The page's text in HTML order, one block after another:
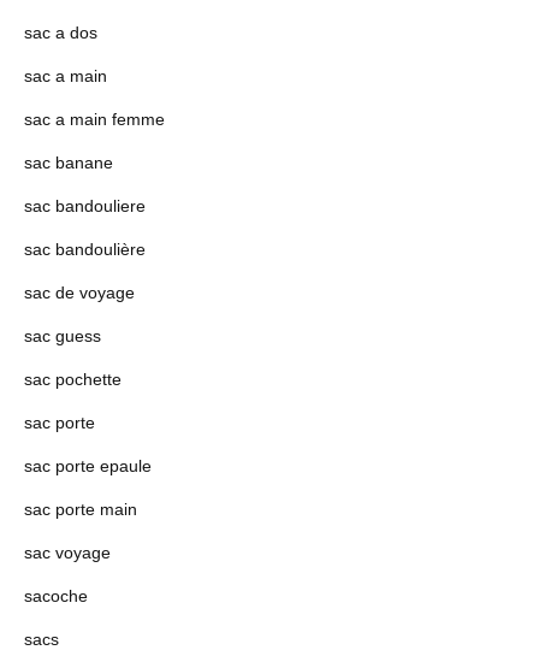
sac a dos
sac a main
sac a main femme
sac banane
sac bandouliere
sac bandoulière
sac de voyage
sac guess
sac pochette
sac porte
sac porte epaule
sac porte main
sac voyage
sacoche
sacs